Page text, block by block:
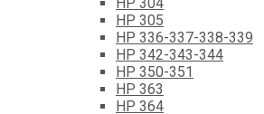
HP 305
HP 336-337-338-339
HP 342-343-344
HP 350-351
HP 363
HP 364